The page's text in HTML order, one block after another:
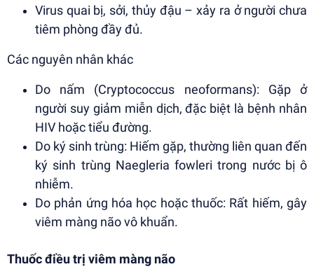
Virus quai bị, sởi, thủy đậu – xảy ra ở người chưa
tiêm phòng đầy đủ.
Các nguyên nhân khác
Do nấm (Cryptococcus neoformans): Gặp ở
người suy giảm miễn dịch, đặc biệt là bệnh nhân
HIV hoặc tiểu đường.
Do ký sinh trùng: Hiếm gặp, thường liên quan đến
ký sinh trùng Naegleria fowleri trong nước bị ô
nhiễm.
Do phản ứng hóa học hoặc thuốc: Rất hiếm, gây
viêm màng não vô khuẩn.
Thuốc điều trị viêm màng não